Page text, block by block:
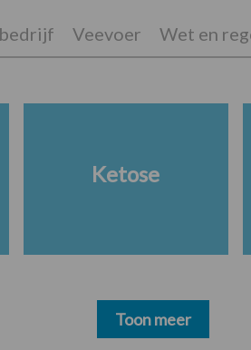
Veevoer Wet en
Ketose
Toon meer